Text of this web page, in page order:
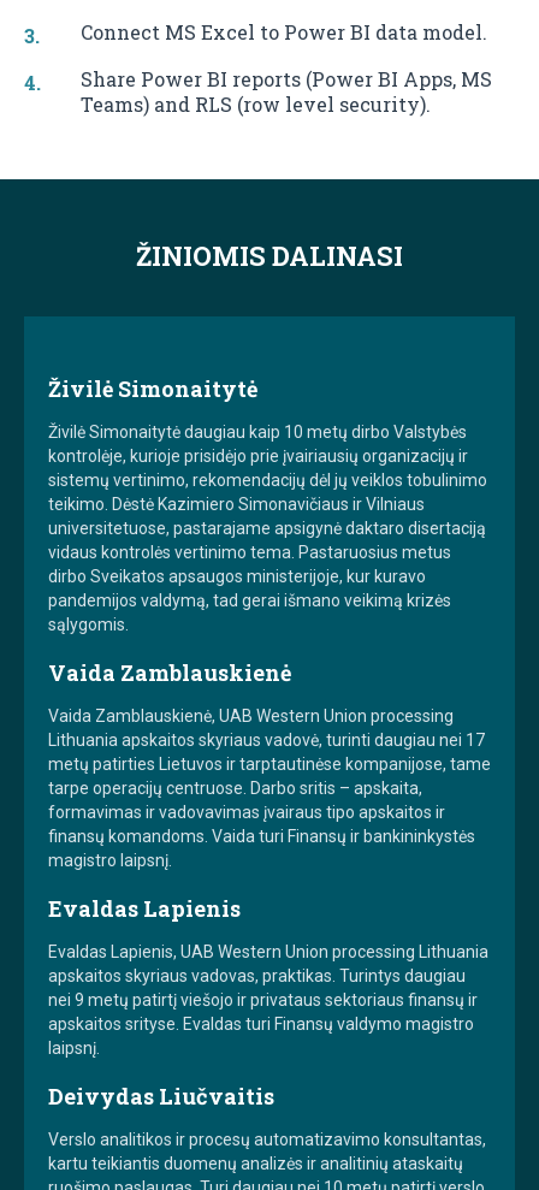
Connect MS Excel to Power BI data model.
Share Power BI reports (Power BI Apps, MS
Teams) and RLS (row level security).
ŽINIOMIS DALINASI
Živilė Simonaitytė
Živilė Simonaitytė daugiau kaip 10 metų dirbo Valstybės
kontrolėje, kurioje prisidėjo prie įvairiausių organizacijų ir
sistemų vertinimo, rekomendacijų dėl jų veiklos tobulinimo
teikimo. Dėstė Kazimiero Simonavičiaus ir Vilniaus
universitetuose, pastarajame apsigynė daktaro disertaciją
vidaus kontrolės vertinimo tema. Pastaruosius metus
dirbo Sveikatos apsaugos ministerijoje, kur kuravo
pandemijos valdymą, tad gerai išmano veikimą krizės
sąlygomis.
Vaida Zamblauskienė
Vaida Zamblauskienė, UAB Western Union processing
Lithuania apskaitos skyriaus vadovė, turinti daugiau nei 17
metų patirties Lietuvos ir tarptautinėse kompanijose, tame
tarpe operacijų centruose. Darbo sritis – apskaita,
formavimas ir vadovavimas įvairaus tipo apskaitos ir
finansų komandoms. Vaida turi Finansų ir bankininkystės
magistro laipsnį.
Evaldas Lapienis
Evaldas Lapienis, UAB Western Union processing Lithuania
apskaitos skyriaus vadovas, praktikas. Turintys daugiau
nei 9 metų patirtį viešojo ir privataus sektoriaus finansų ir
apskaitos srityse. Evaldas turi Finansų valdymo magistro
laipsnį.
Deivydas Liučvaitis
Verslo analitikos ir procesų automatizavimo konsultantas,
kartu teikiantis duomenų analizės ir analitinių ataskaitų